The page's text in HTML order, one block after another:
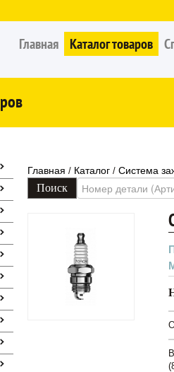
Главная Каталог товаров
Главная / Каталог / Система